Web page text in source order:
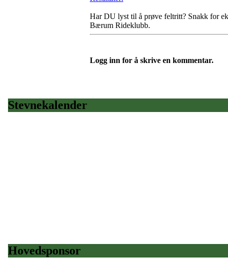
Har DU lyst til å prøve feltritt? Snakk for
Bærum Rideklubb.
Logg inn for å skrive en kommentar.
Stevnekalender
Hovedsponsor